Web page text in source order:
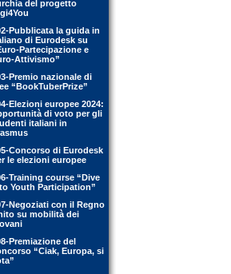
del progetto
Pubblicata la guida in
di Eurodesk su
Partecipazione e
Attivismo”
Premio nazionale di
“BookTuberPrize”
Elezioni europee 2024:
di voto per gli
italiani in
Concorso di Eurodesk
le elezioni europee
Training course “Dive
Youth Participation”
Negoziati con il Regno
su mobilità dei
Premiazione del
“Ciak, Europa, si